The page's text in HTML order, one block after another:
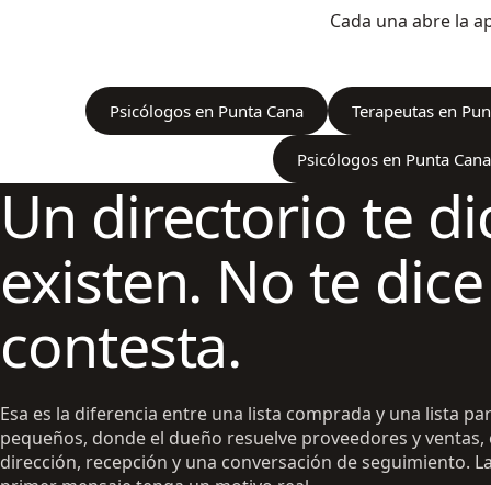
Cada una abre la
Psicólogos en Punta Cana Terapeutas en
Psicólogos en Punta
Un directorio te
existen. No te
contesta.
Esa es la diferencia entre una lista comprada y una lista
pequeños, donde el dueño resuelve proveedores y
dirección, recepción y una conversación de seguimiento.